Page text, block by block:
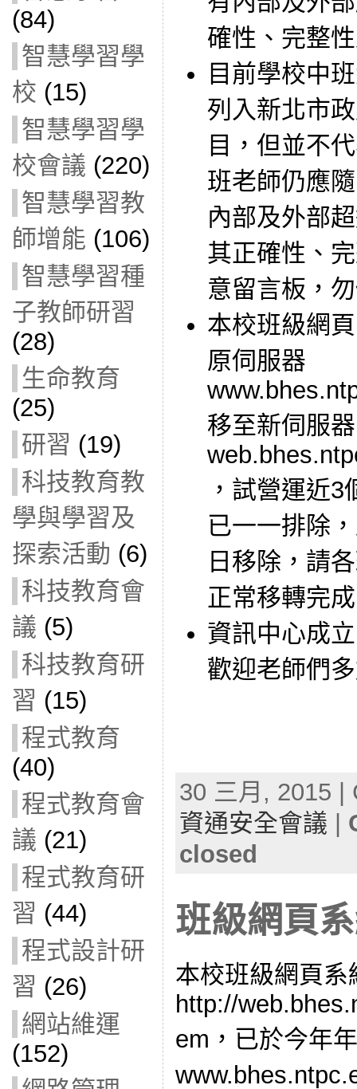
(84)
智慧學習學
校 (15)
智慧學習學
校會議 (220)
智慧學習教
師增能 (106)
智慧學習種
子教師研習
(28)
生命教育
(25)
研習 (19)
科技教育教
學與學習及
探索活動 (6)
科技教育會
議 (5)
科技教育研
習 (15)
程式教育
(40)
程式教育會
議 (21)
程式教育研
習 (44)
程式設計研
習 (26)
網站維運
(152)
確性、完整
目前學校中
列入新北市
目，但並不
班老師仍應
內部及外部
其正確性、
意留言板，
本校班級網
原伺服器
移至新伺服器
，試營運近
已一一排除
日移除，請
正常移轉完
資訊中心成
歡迎老師們
30 三月, 2015
資通安全會議
closed
班級網頁
本校班級網頁系
http://
em，已於今年